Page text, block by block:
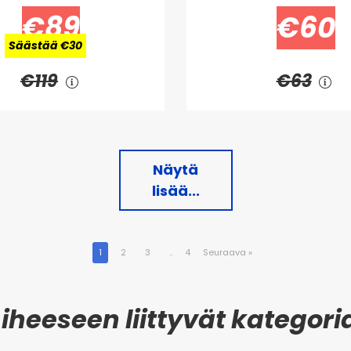
€89
Säästää €30
€119
€60
€63
Näytä
lisää...
1 2 3 .. 4 Seuraava »